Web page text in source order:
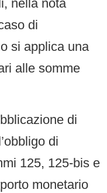
nella nota
di
si applica una
alle somme
di
di
125, 125-bis e
monetario